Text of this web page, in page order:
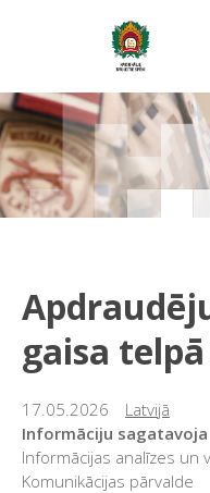
gaisa
17.05.2026
Latvijā
Informāciju sagatavoja
Informācijas analīzes un
Komunikācijas pārvalde